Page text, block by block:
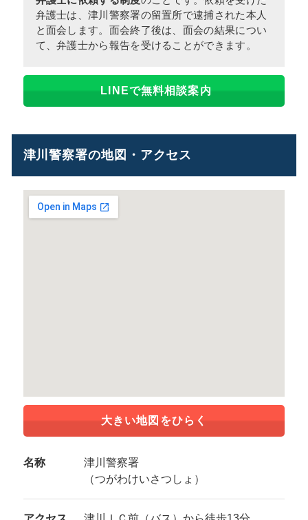
弁護士は、津川警察署の留置所で逮捕された本人
と面会します。面会終了後は、面会の結果につい
て、弁護士から報告を受けることができます。
LINEで無料相談案内
津川警察署の地図・アクセス
大きい地図をひらく
名称
津川警察署
（つがわけいさつしょ）